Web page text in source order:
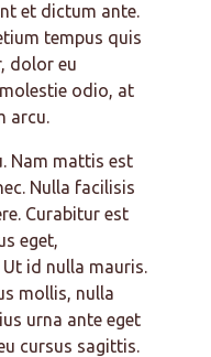
et dictum ante.
tempus quis
dolor eu
odio, at
arcu.
Nam mattis est
Nulla facilisis
Curabitur est
eget,
id nulla mauris.
mollis, nulla
urna ante eget
cursus sagittis.